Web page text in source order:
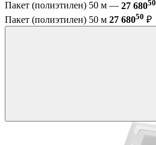
Пакет (полиэтилен) 50 м — 27 68050
Пакет (полиэтилен) 50 м 27 68050 ₽